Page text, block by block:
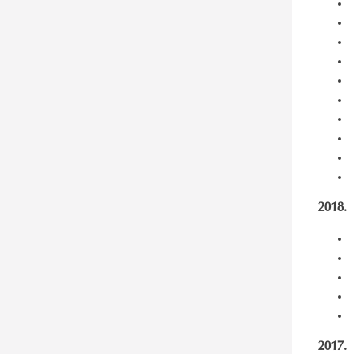
2018.
2017.